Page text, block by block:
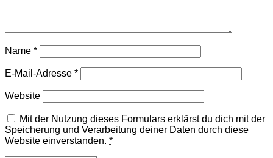
Name *
E-Mail-Adresse *
Website
Mit der Nutzung dieses Formulars erklärst du dich mit der
Speicherung und Verarbeitung deiner Daten durch diese
Website einverstanden. *